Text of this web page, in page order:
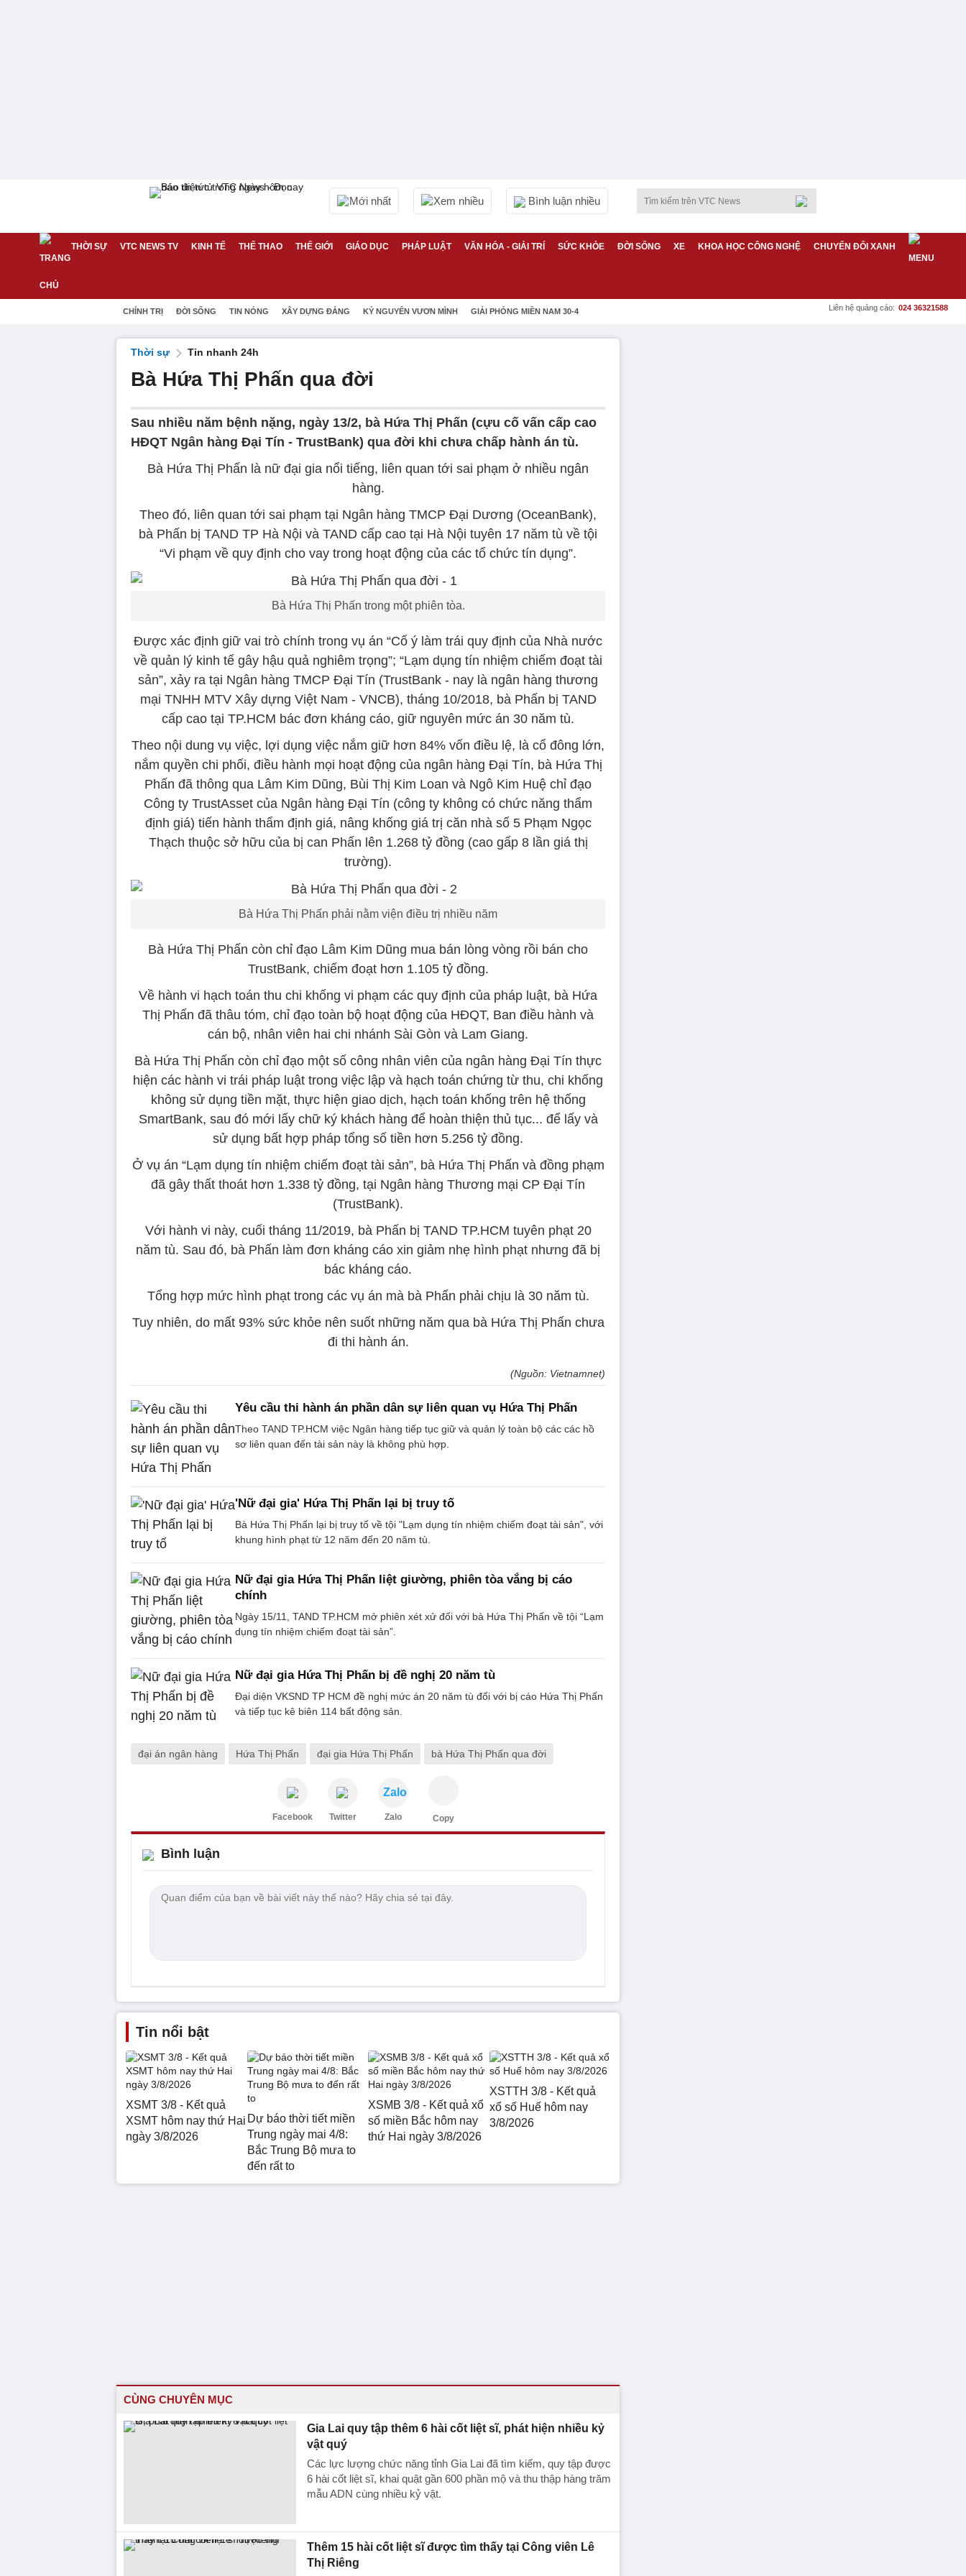
Mới nhất Xem nhiều Bình luận nhiều
THỜI SỰ VTC NEWS TV KINH TẾ THỂ THAO THẾ GIỚI GIÁO DỤC PHÁP LUẬT VĂN HÓA - GIẢI TRÍ SỨC KHỎE ĐỜI SỐNG XE KHOA HỌC CÔNG NGHỆ CHUYỂN ĐỔI XANH
CHÍNH TRỊ ĐỜI SỐNG TIN NÓNG XÂY DỰNG ĐẢNG KỶ NGUYÊN VƯƠN MÌNH GIẢI PHÓNG MIỀN NAM 30-4 Liên hệ quảng cáo: 024 36321588
Thời sự Tin nhanh 24h
Bà Hứa Thị Phấn qua đời
Sau nhiều năm bệnh nặng, ngày 13/2, bà Hứa Thị Phấn (cựu cố vấn cấp cao
HĐQT Ngân hàng Đại Tín - TrustBank) qua đời khi chưa chấp hành án tù.
Bà Hứa Thị Phấn là nữ đại gia nổi tiếng, liên quan tới sai phạm ở nhiều ngân
hàng.
Theo đó, liên quan tới sai phạm tại Ngân hàng TMCP Đại Dương (OceanBank),
bà Phấn bị TAND TP Hà Nội và TAND cấp cao tại Hà Nội tuyên 17 năm tù về tội
“Vi phạm về quy định cho vay trong hoạt động của các tổ chức tín dụng”.
Bà Hứa Thị Phấn trong một phiên tòa.
Được xác định giữ vai trò chính trong vụ án “Cố ý làm trái quy định của Nhà nước
về quản lý kinh tế gây hậu quả nghiêm trọng”; “Lạm dụng tín nhiệm chiếm đoạt tài
sản”, xảy ra tại Ngân hàng TMCP Đại Tín (TrustBank - nay là ngân hàng thương
mại TNHH MTV Xây dựng Việt Nam - VNCB), tháng 10/2018, bà Phấn bị TAND
cấp cao tại TP.HCM bác đơn kháng cáo, giữ nguyên mức án 30 năm tù.
Theo nội dung vụ việc, lợi dụng việc nắm giữ hơn 84% vốn điều lệ, là cổ đông lớn,
nắm quyền chi phối, điều hành mọi hoạt động của ngân hàng Đại Tín, bà Hứa Thị
Phấn đã thông qua Lâm Kim Dũng, Bùi Thị Kim Loan và Ngô Kim Huệ chỉ đạo
Công ty TrustAsset của Ngân hàng Đại Tín (công ty không có chức năng thẩm
định giá) tiến hành thẩm định giá, nâng khống giá trị căn nhà số 5 Phạm Ngọc
Thạch thuộc sở hữu của bị can Phấn lên 1.268 tỷ đồng (cao gấp 8 lần giá thị
trường).
Bà Hứa Thị Phấn phải nằm viện điều trị nhiều năm
Bà Hứa Thị Phấn còn chỉ đạo Lâm Kim Dũng mua bán lòng vòng rồi bán cho
TrustBank, chiếm đoạt hơn 1.105 tỷ đồng.
Về hành vi hạch toán thu chi khống vi phạm các quy định của pháp luật, bà Hứa
Thị Phấn đã thâu tóm, chỉ đạo toàn bộ hoạt động của HĐQT, Ban điều hành và
cán bộ, nhân viên hai chi nhánh Sài Gòn và Lam Giang.
Bà Hứa Thị Phấn còn chỉ đạo một số công nhân viên của ngân hàng Đại Tín thực
hiện các hành vi trái pháp luật trong việc lập và hạch toán chứng từ thu, chi khống
không sử dụng tiền mặt, thực hiện giao dịch, hạch toán khống trên hệ thống
SmartBank, sau đó mới lấy chữ ký khách hàng để hoàn thiện thủ tục... để lấy và
sử dụng bất hợp pháp tổng số tiền hơn 5.256 tỷ đồng.
Ở vụ án “Lạm dụng tín nhiệm chiếm đoạt tài sản”, bà Hứa Thị Phấn và đồng phạm
đã gây thất thoát hơn 1.338 tỷ đồng, tại Ngân hàng Thương mại CP Đại Tín
(TrustBank).
Với hành vi này, cuối tháng 11/2019, bà Phấn bị TAND TP.HCM tuyên phạt 20
năm tù. Sau đó, bà Phấn làm đơn kháng cáo xin giảm nhẹ hình phạt nhưng đã bị
bác kháng cáo.
Tổng hợp mức hình phạt trong các vụ án mà bà Phấn phải chịu là 30 năm tù.
Tuy nhiên, do mất 93% sức khỏe nên suốt những năm qua bà Hứa Thị Phấn chưa
đi thi hành án.
(Nguồn: Vietnamnet)
Yêu cầu thi hành án phần dân sự liên quan vụ Hứa Thị Phấn
Theo TAND TP.HCM việc Ngân hàng tiếp tục giữ và quản lý toàn bộ các các hồ
sơ liên quan đến tài sản này là không phù hợp.
'Nữ đại gia' Hứa Thị Phấn lại bị truy tố
Bà Hứa Thị Phấn lại bị truy tố về tội "Lạm dụng tín nhiệm chiếm đoạt tài sản", với
khung hình phạt từ 12 năm đến 20 năm tù.
Nữ đại gia Hứa Thị Phấn liệt giường, phiên tòa vắng bị cáo
chính
Ngày 15/11, TAND TP.HCM mở phiên xét xử đối với bà Hứa Thị Phấn về tội “Lạm
dụng tín nhiệm chiếm đoạt tài sản”.
Nữ đại gia Hứa Thị Phấn bị đề nghị 20 năm tù
Đại diện VKSND TP HCM đề nghị mức án 20 năm tù đối với bị cáo Hứa Thị Phấn
và tiếp tục kê biên 114 bất động sản.
đại án ngân hàng Hứa Thị Phấn đại gia Hứa Thị Phấn bà Hứa Thị Phấn qua đời
Facebook Twitter
Zalo
Zalo Copy
Bình luận
Tin nổi bật
XSMT 3/8 - Kết quả
XSMT hôm nay thứ Hai
ngày 3/8/2026
Dự báo thời tiết miền
Trung ngày mai 4/8:
Bắc Trung Bộ mưa to
đến rất to
XSMB 3/8 - Kết quả xổ
số miền Bắc hôm nay
thứ Hai ngày 3/8/2026
XSTTH 3/8 - Kết quả
xổ số Huế hôm nay
3/8/2026
CÙNG CHUYÊN MỤC
Gia Lai quy tập thêm 6 hài cốt liệt sĩ, phát hiện nhiều kỷ
vật quý
Các lực lượng chức năng tỉnh Gia Lai đã tìm kiếm, quy tập được
6 hài cốt liệt sĩ, khai quật gần 600 phần mộ và thu thập hàng trăm
mẫu ADN cùng nhiều kỷ vật.
Thêm 15 hài cốt liệt sĩ được tìm thấy tại Công viên Lê
Thị Riêng